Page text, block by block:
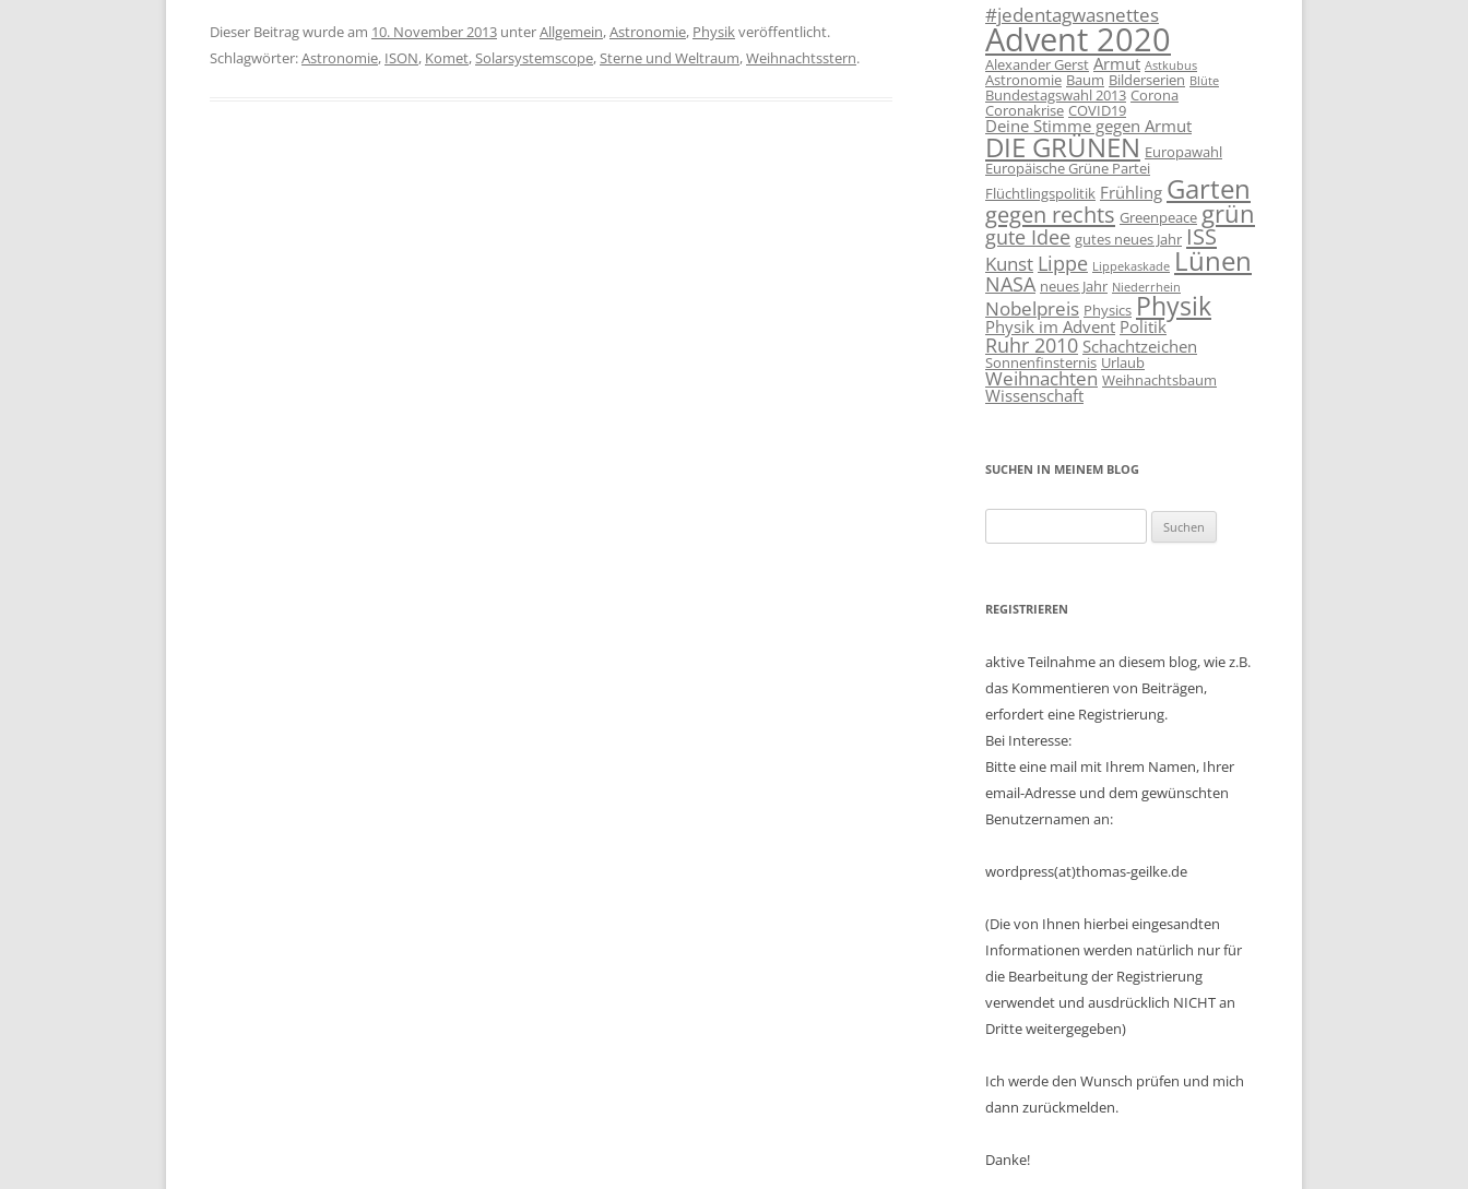
Dieser Beitrag wurde am 10. November 2013 unterAllgemein,Astronomie, Physikveröffentlicht.
Schlagwörter:Astronomie, ISON, Komet,Solarsystemscope,Sterne und Weltraum,Weihnachtsstern.
#jedentagwasnettes
Advent 2020
Alexander Gerst Armut Astkubus
Astronomie Baum Bilderserien Blüte
Bundestagswahl 2013 Corona
Coronakrise COVID19
Deine Stimme gegen Armut
DIE GRÜNEN Europawahl
Europäische Grüne Partei
Flüchtlingspolitik Frühling Garten
gegen rechts Greenpeace grün
gute Idee gutes neues Jahr ISS
Kunst Lippe Lippekaskade Lünen
NASA neues Jahr Niederrhein
Nobelpreis Physics Physik
Physik im Advent Politik
Ruhr 2010 Schachtzeichen
Sonnenfinsternis Urlaub
Weihnachten Weihnachtsbaum
Wissenschaft
SUCHEN IN MEINEM BLOG
nach:
REGISTRIEREN
aktive Teilnahme an diesem blog, wie z.B.
das Kommentieren von Beiträgen,
erfordert eine Registrierung.
Bei Interesse:
Bitte eine mail mit Ihrem Namen, Ihrer
email-Adresse und dem gewünschten
Benutzernamen an:
wordpress(at)thomas-geilke.de
(Die von Ihnen hierbei eingesandten
Informationen werden natürlich nur für
die Bearbeitung der Registrierung
verwendet und ausdrücklich NICHT an
Dritte weitergegeben)
Ich werde den Wunsch prüfen und mich
dann zurückmelden.
Danke!